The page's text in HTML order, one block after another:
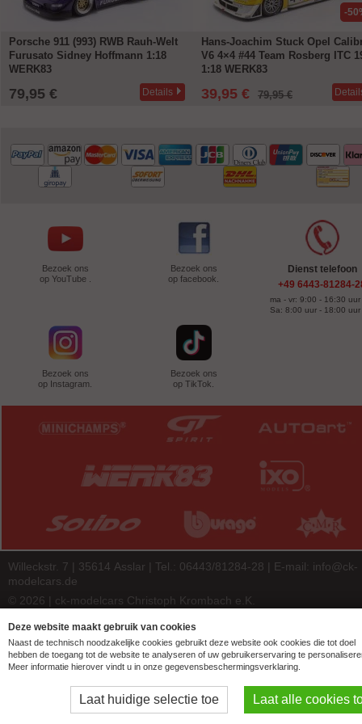
Porsche 911 (993) RWB Rauh-Welt
Furusato Sidney Hoffmann 1:18
WERK83
79,95 € Details
-
Hans-Joachim Stuck Opel
V6 4×4 #44 Team Rosberg ITC
1:18 WERK83
39,95 € 79,95 €
Bezoek ons
op YouTube .
Bezoek ons
op facebook.
Bezoek ons
op Instagram.
Bezoek ons
op TikTok.
Dienst telefoon
+49 6443-81284-
ma - vr: 9:00 - 16:30 uur
Sa: 8:00 uur - 18:00 uur
Willeckstr. 7 | 35614 Asslar | Tel.: 06443/81284-28 | E-mail: info@ck-
modelcars.de
© 2026 | ck-modelcars Christoph Krombach e.K.
4.9/ 5.00of 7446 ck-modelcars.de customer reviews | Trusted Shops
Deze website maakt gebruik van cookies
Naast de technisch noodzakelijke cookies gebruikt deze website ook cookies die tot doel
hebben de toegang tot de website te analyseren of uw gebruikerservaring te
Meer informatie hierover vindt u in onze gegevensbeschermingsverklaring.
Laat huidige selectie toe Laat alle cookies